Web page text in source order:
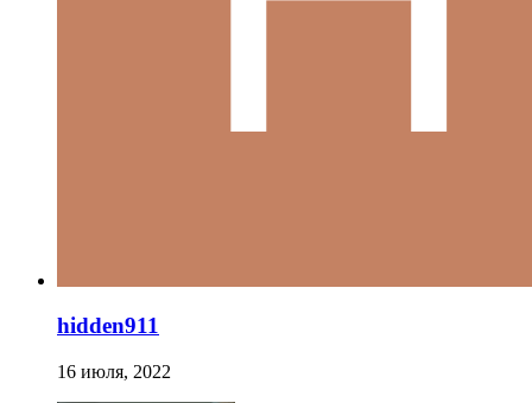
hidden911
16 июля, 2022